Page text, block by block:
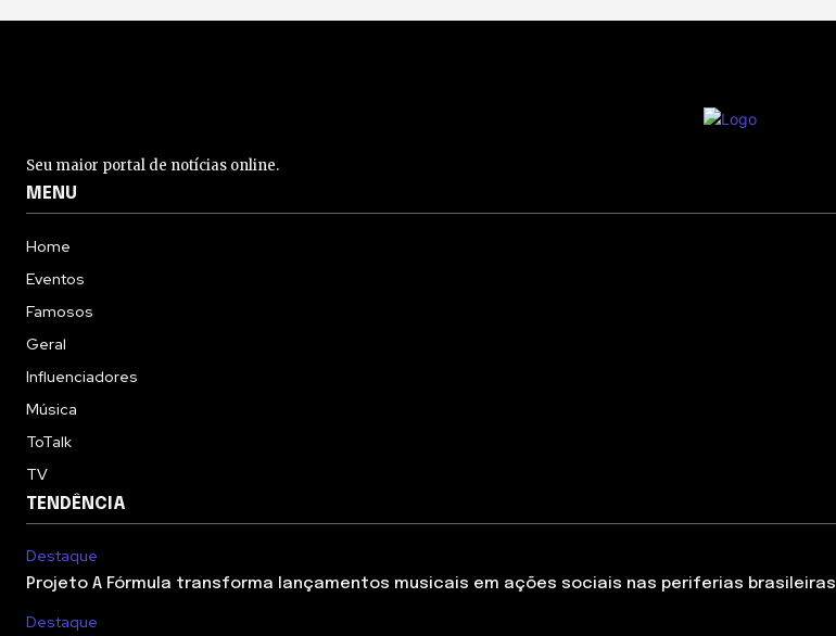
Seu maior portal de notícias online.
MENU
Home
Eventos
Famosos
Geral
Influenciadores
Música
ToTalk
TV
TENDÊNCIA
Destaque
Projeto A Fórmula transforma lançamentos musicais em ações sociais nas periferias brasileiras
Destaque